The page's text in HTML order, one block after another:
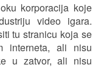
korporacija koje
video igara.
tu stranicu koja se
interneta, ali nisu
u zatvor, ali nisu